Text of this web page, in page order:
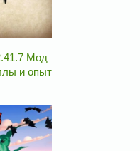
Мод
и опыт